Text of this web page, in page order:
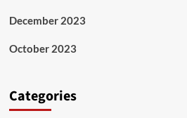
December 2023
October 2023
Categories